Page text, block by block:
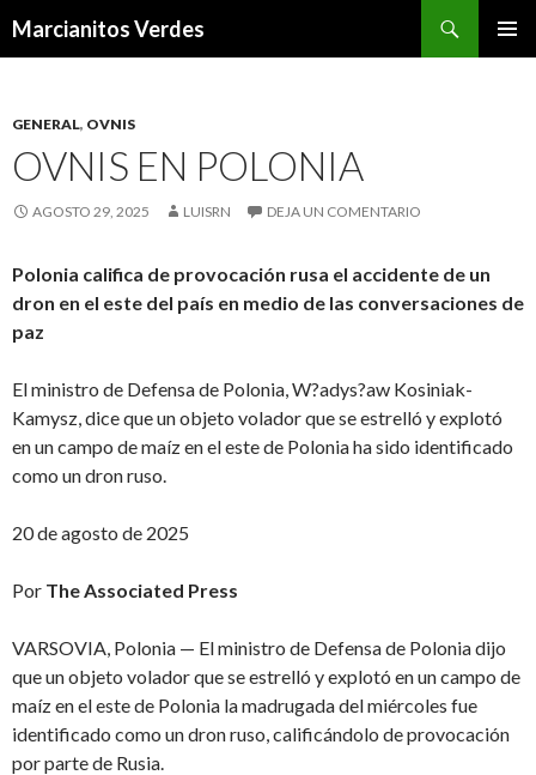
Marcianitos Verdes
GENERAL, OVNIS
OVNIS EN POLONIA
AGOSTO 29, 2025 LUISRN DEJA UN COMENTARIO
Polonia califica de provocación rusa el accidente de un
dron en el este del país en medio de las conversaciones de
paz
El ministro de Defensa de Polonia, W?adys?aw Kosiniak-
Kamysz, dice que un objeto volador que se estrelló y explotó
en un campo de maíz en el este de Polonia ha sido identificado
como un dron ruso.
20 de agosto de 2025
Por The Associated Press
VARSOVIA, Polonia — El ministro de Defensa de Polonia dijo
que un objeto volador que se estrelló y explotó en un campo de
maíz en el este de Polonia la madrugada del miércoles fue
identificado como un dron ruso, calificándolo de provocación
por parte de Rusia.